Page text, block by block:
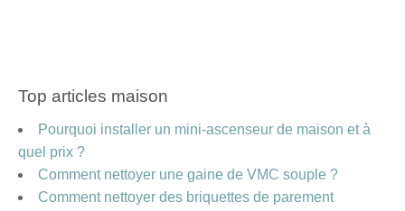
Top articles maison
Pourquoi installer un mini-ascenseur de maison et à
quel prix ?
Comment nettoyer une gaine de VMC souple ?
Comment nettoyer des briquettes de parement